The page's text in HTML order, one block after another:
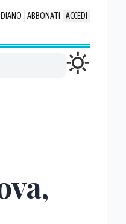
ABBONATI ACCEDI